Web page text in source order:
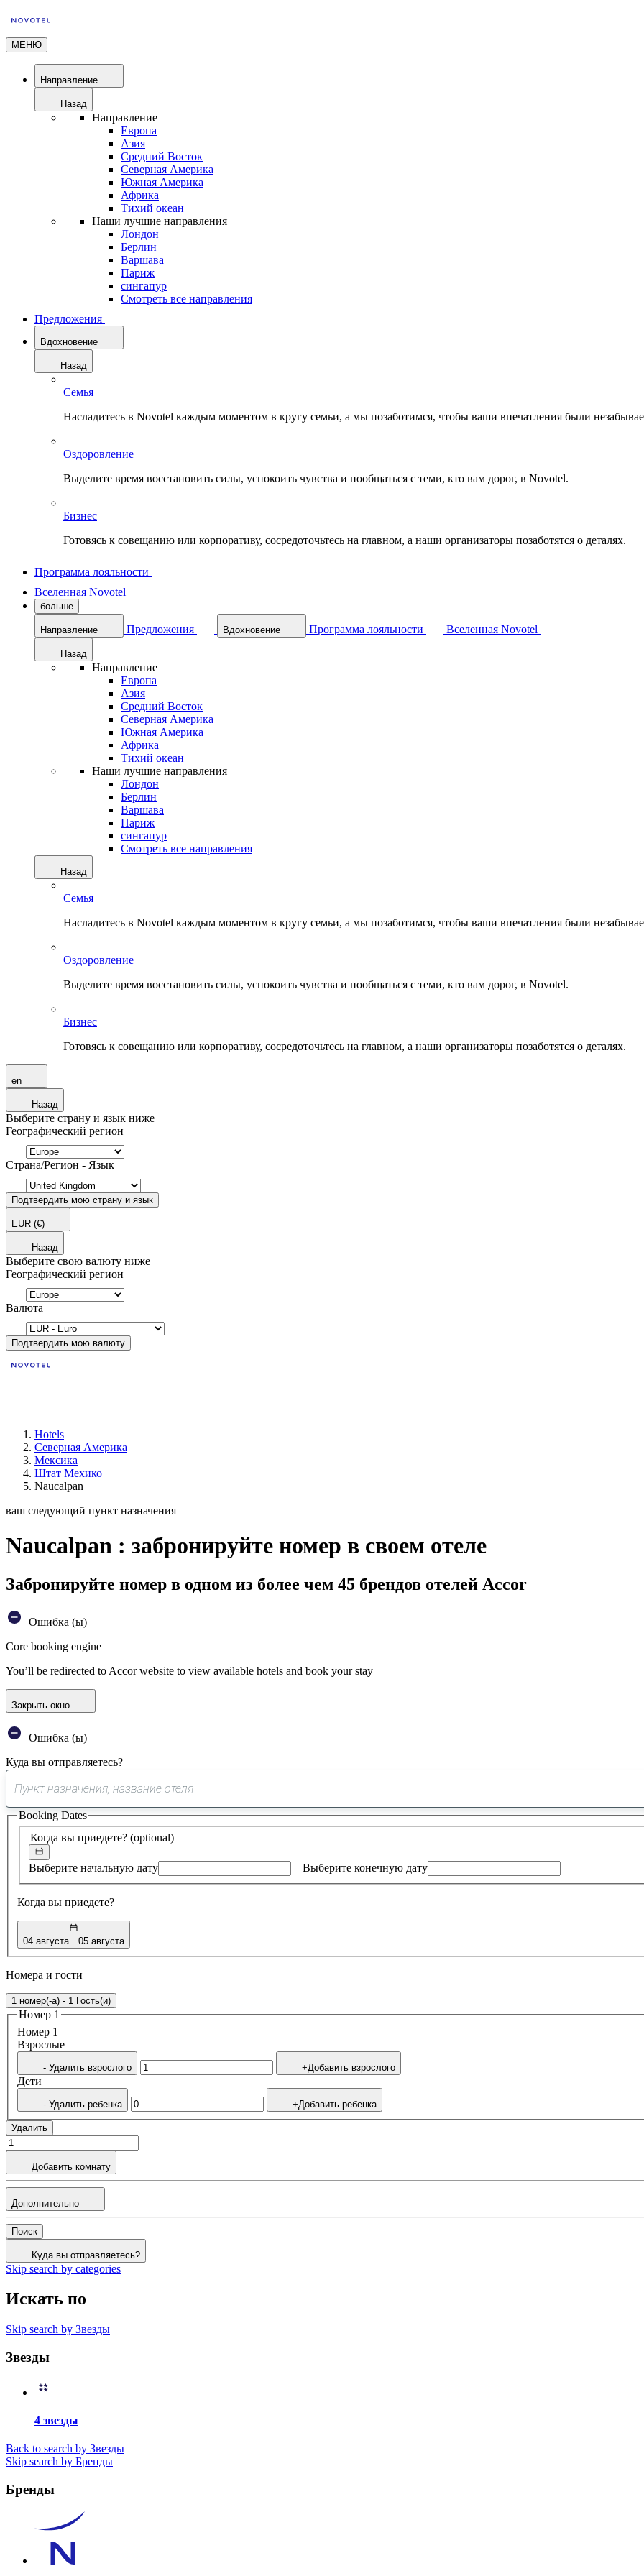
МЕНЮ
Направление
Назад
Направление
Европа
Азия
Средний Восток
Северная Америка
Южная Америка
Африка
Тихий океан
Наши лучшие направления
Лондон
Берлин
Варшава
Париж
сингапур
Смотреть все направления
Предложения
Вдохновение
Назад
Семья
Насладитесь в Novotel каждым моментом в кругу семьи, а мы позаботимся, чтобы ваши впечатления были
Оздоровление
Выделите время восстановить силы, успокоить чувства и пообщаться с теми, кто вам дорог, в Novotel.
Бизнес
Готовясь к совещанию или корпоративу, сосредоточьтесь на главном, а наши организаторы позаботятся о деталях.
Программа лояльности
Вселенная Novotel
больше
Направление Предложения Вдохновение Программа лояльности Вселенная Novotel
Назад
Направление
Европа
Азия
Средний Восток
Северная Америка
Южная Америка
Африка
Тихий океан
Наши лучшие направления
Лондон
Берлин
Варшава
Париж
сингапур
Смотреть все направления
Назад
Семья
Насладитесь в Novotel каждым моментом в кругу семьи, а мы позаботимся, чтобы ваши впечатления были
Оздоровление
Выделите время восстановить силы, успокоить чувства и пообщаться с теми, кто вам дорог, в Novotel.
Бизнес
Готовясь к совещанию или корпоративу, сосредоточьтесь на главном, а наши организаторы позаботятся о деталях.
en
Назад
Выберите страну и язык ниже
Географический регион
Страна/Регион - Язык
Подтвердить мою страну и язык
EUR (€)
Назад
Выберите свою валюту ниже
Географический регион
Валюта
Подтвердить мою валюту
Hotels
Северная Америка
Мексика
Штат Мехико
Naucalpan
ваш следующий пункт назначения
Naucalpan : забронируйте номер в своем отеле
Забронируйте номер в одном из более чем 45 брендов отелей Accor
Ошибка (ы)
Core booking engine
You’ll be redirected to Accor website to view available hotels and book your stay
Закрыть окно
Ошибка (ы)
Куда вы отправляетесь?
предложение
найдено
Когда вы приедете? (optional)
Выберите начальную дату Выберите конечную дату
Когда вы приедете?
04 августа 05 августа
Booking Dates
Номера и гости
1 номер(-а) - 1 Гость(и)
Номер 1
Номер 1
Bзрослые
- Удалить взрослого +Добавить взрослого
Дети
- Удалить ребенка +Добавить ребенка
Удалить
Добавить комнату
Дополнительно
Поиск
Куда вы отправляетесь?
Skip search by categories
Искать по
Skip search by Звезды
Звезды
4 звезды
Back to search by Звезды
Skip search by Бренды
Бренды